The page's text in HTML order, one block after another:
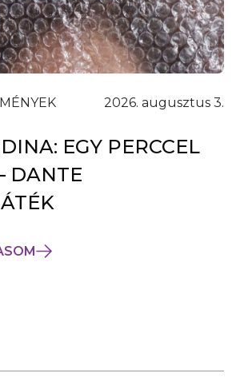
2026. augusztus 3.
EGY PERCCEL
DANTE